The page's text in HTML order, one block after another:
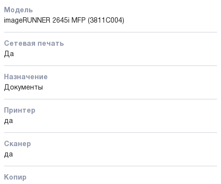
Модель
imageRUNNER 2645i MFP (3811C004)
Сетевая печать
Да
Назначение
Документы
Принтер
да
Сканер
да
Копир